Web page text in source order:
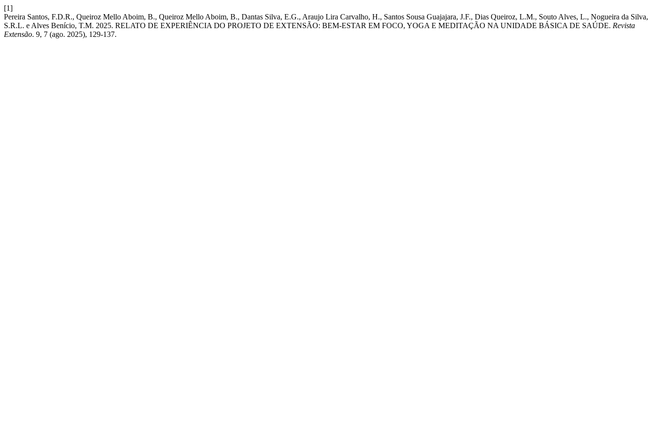
[1]
Pereira Santos, F.D.R., Queiroz Mello Aboim, B., Queiroz Mello Aboim, B., Dantas Silva, E.G., Araujo Lira Carvalho, H., Santos Sousa Guajajara, J.F., Dias Queiroz, L.M., Souto Alves, L., Nogueira da Silva,
S.R.L. e Alves Benício, T.M. 2025. RELATO DE EXPERIÊNCIA DO PROJETO DE EXTENSÃO: BEM-ESTAR EM FOCO, YOGA E MEDITAÇÃO NA UNIDADE BÁSICA DE SAÚDE. Revista
Extensão. 9, 7 (ago. 2025), 129-137.